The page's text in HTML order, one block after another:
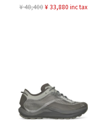
¥ 48,400 ¥ 33,880 inc tax